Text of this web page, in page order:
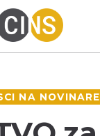
NA NOVINARE